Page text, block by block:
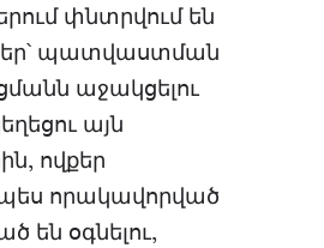
փնտրվում են
պատվաստման
աջակցելու
այն
ովքեր
որակավորված
են օգնելու,